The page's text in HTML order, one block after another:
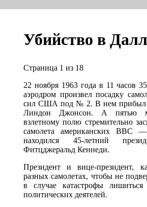
Убийство в
Страница 1 из 18
22 ноября 1963 года в 11 часов
аэродром произвел посадку
сил США под № 2. В нем прибыл
Линдон Джонсон. А пятью
взлетному полю стремительно
самолета американских
находился 45-летний
Фитцджеральд Кеннеди.
Президент и вице-президент,
разных самолетах, чтобы не
в случае катастрофы
политических деятелей.